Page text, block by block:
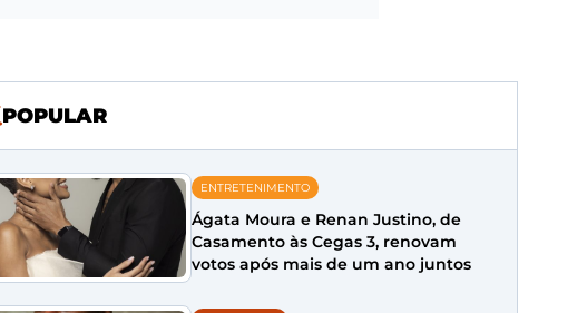
POPULAR
ENTRETENIMENTO
Ágata Moura e Renan Justino, de
Casamento às Cegas 3, renovam
votos após mais de um ano juntos